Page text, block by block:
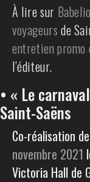
À lire sur Babelio
voyageurs de
entretien promo
l’éditeur.
• « Le
Saint-Saëns
Co-réalisation de
novembre 2021
Victoria Hall de